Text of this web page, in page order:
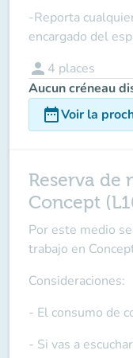
-Reporta
encargado del
person 4 places
Aucun créneau
date_rangeVoir la
Reserva de
Concept
Por este medio
trabajo en
Consideraciones:
- El consumo de
- Si vas a